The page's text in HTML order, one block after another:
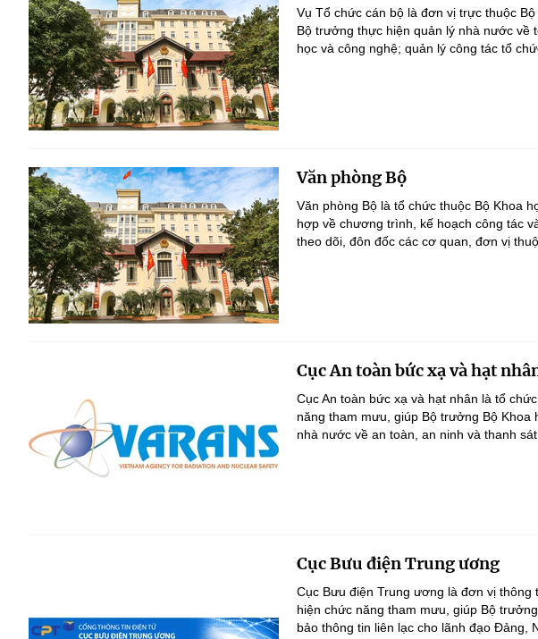
Vụ Tổ chức cán bộ là đơn vị trực thuộc
Bộ trưởng thực hiện quản lý nhà nước về
học và công nghệ; quản lý công tác tổ
Văn phòng Bộ
Văn phòng Bộ là tổ chức thuộc Bộ Khoa
hợp về chương trình, kế hoạch công tác
theo dõi, đôn đốc các cơ quan, đơn vị
Cục An toàn bức xạ và hạt
Cục An toàn bức xạ và hạt nhân là tổ
năng tham mưu, giúp Bộ trưởng Bộ Khoa
nhà nước về an toàn, an ninh và thanh
Cục Bưu điện Trung ương
Cục Bưu điện Trung ương là đơn vị thông
hiện chức năng tham mưu, giúp Bộ
bảo thông tin liên lạc cho lãnh đạo Đảng,